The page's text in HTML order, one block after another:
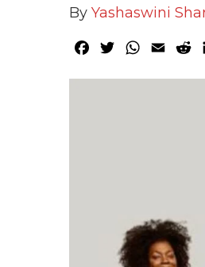
By Yashaswini
Facebook
Twitter Email